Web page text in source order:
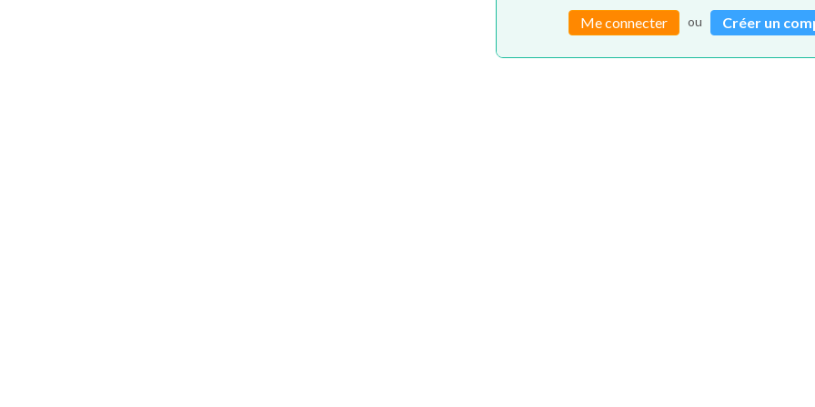
Me connecter ou Créer un